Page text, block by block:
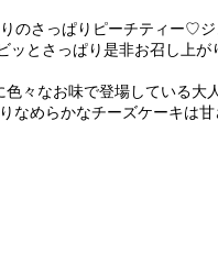
のさっぱりピーチティー♡
とさっぱり是非お召し上
々なお味で登場している
めらかなチーズケーキは